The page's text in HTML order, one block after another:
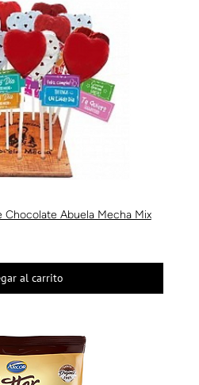
Chocolate Abuela Mecha Mix
al carrito